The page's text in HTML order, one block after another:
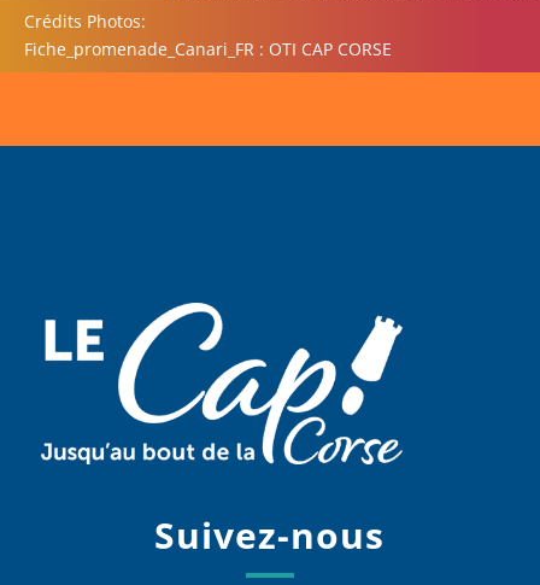
Crédits Photos:
Fiche_promenade_Canari_FR : OTI CAP CORSE
Suivez-nous